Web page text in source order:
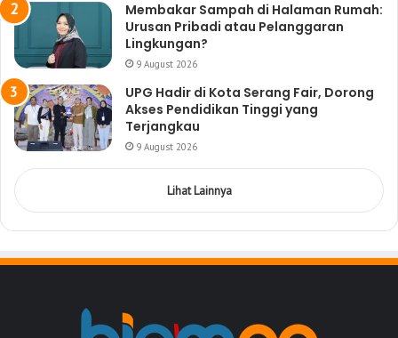
Membakar Sampah di Halaman Rumah:
Urusan Pribadi atau Pelanggaran
Lingkungan?
9 August 2026
UPG Hadir di Kota Serang Fair, Dorong
Akses Pendidikan Tinggi yang
Terjangkau
9 August 2026
Lihat Lainnya